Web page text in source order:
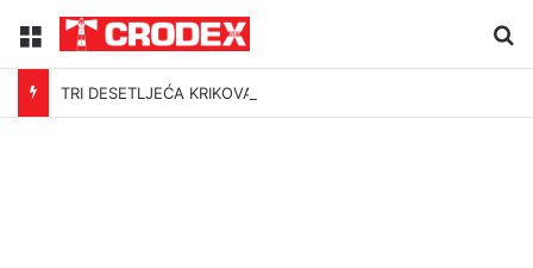
Menu
TRI DESETLJEĆA KRIKOVA OČAJNIKA